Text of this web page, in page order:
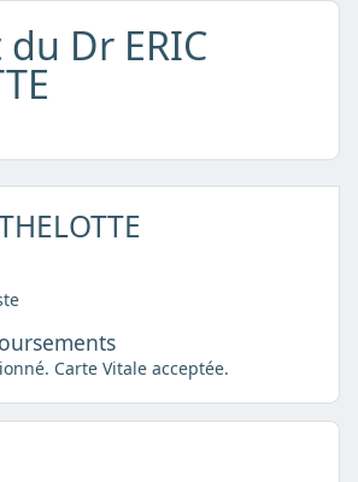
Dr ERIC
Carte Vitale acceptée.